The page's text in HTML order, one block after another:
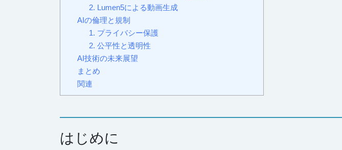
2. Lumen5による動画生成
AIの倫理と規制
1. プライバシー保護
2. 公平性と透明性
AI技術の未来展望
まとめ
関連
はじめに